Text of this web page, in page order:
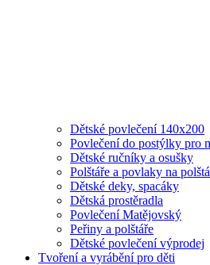
Dětské povlečení 140x200
Povlečení do postýlky pro
Dětské ručníky a osušky
Polštáře a povlaky na
Dětské deky, spacáky
Dětská prostěradla
Povlečení Matějovský
Peřiny a polštáře
Dětské povlečení výprodej
Tvoření a vyrábění pro děti